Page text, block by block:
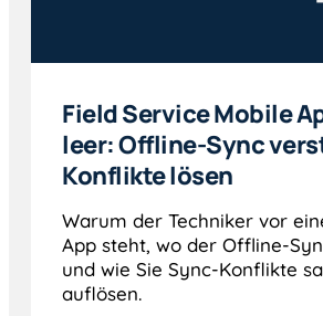
Field Service Mobile
leer: Offline-Sync
Konflikte lösen
Warum der Techniker vor
App steht, wo der Offline-
und wie Sie Sync-Konflikte
auflösen.